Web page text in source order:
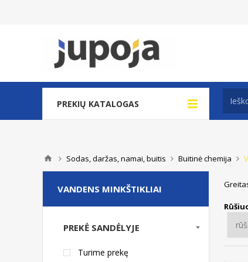
PREKIŲ KATALOGAS
Sodas, daržas, namai, buitis Buitinė chemija
VANDENS MINKŠTIKLIAI
PREKĖ SANDĖLYJE
Turime prekę